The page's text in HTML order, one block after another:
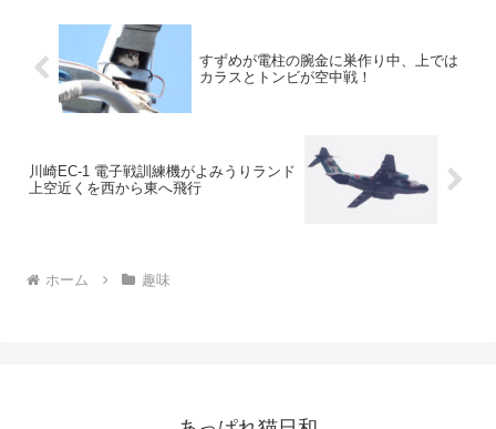
すずめが電柱の腕金に巣作り中、上では
カラスとトンビが空中戦！
川崎EC-1 電子戦訓練機がよみうりランド
上空近くを西から東へ飛行
ホーム 趣味